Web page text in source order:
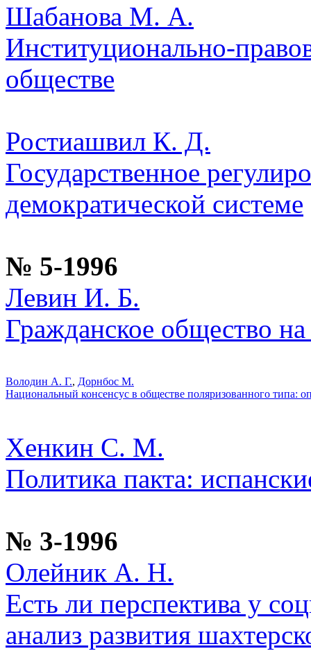
Шабанова М. А.
Институционально-
обществе
Ростиашвил К. Д.
Государственное
демократической системе
№ 5-1996
Левин И. Б.
Гражданское общество
Володин А. Г., Дорнбос М.
Национальный консенсус в обществе поляризованного типа:
Хенкин С. М.
Политика пакта:
№ 3-1996
Олейник А. Н.
Есть ли перспектива у
анализ развития